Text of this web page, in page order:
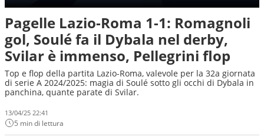
Pagelle Lazio-Roma 1-1: Romagnoli
gol, Soulé fa il Dybala nel derby,
Svilar è immenso, Pellegrini flop
Top e flop della partita Lazio-Roma, valevole per la 32a giornata
di serie A 2024/2025: magia di Soulé sotto gli occhi di Dybala in
panchina, quante parate di Svilar.
13/04/25 22:41
5 min di lettura